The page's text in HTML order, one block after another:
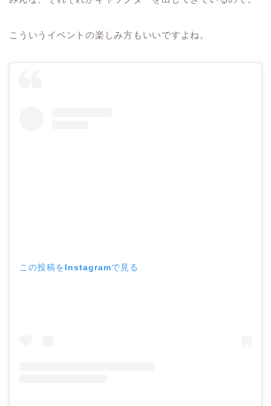
こういうイベントの楽しみ方もいいですよね。
この投稿をInstagramで見る